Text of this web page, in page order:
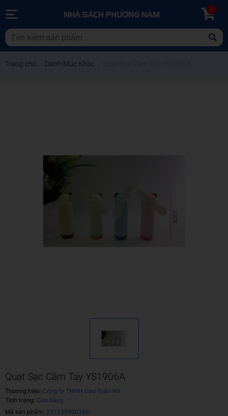
0
Trang chủ Danh Mục Khác
Quạt Sạc Cầm Tay YS1906A
Thương hiệu: Công ty TNHH Cao Tuấn Hà
Tình trạng: Còn hàng
Mã sản phẩm: 231159900266